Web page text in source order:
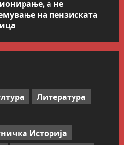
а не
на пензиската
против САД
2, 2026 0
или јајцето?
Литература
Историја